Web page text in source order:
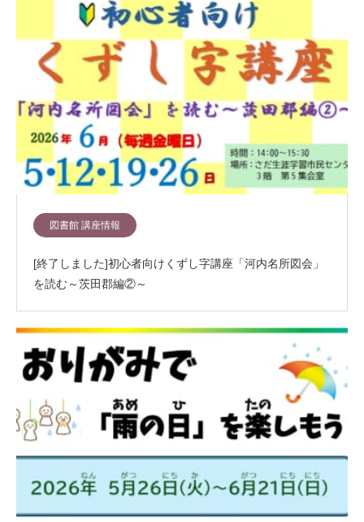
図書館 講座情報
[終了しました]初心者向けくずし字講座「河内名所図会」
を読む～茨田郡編②～